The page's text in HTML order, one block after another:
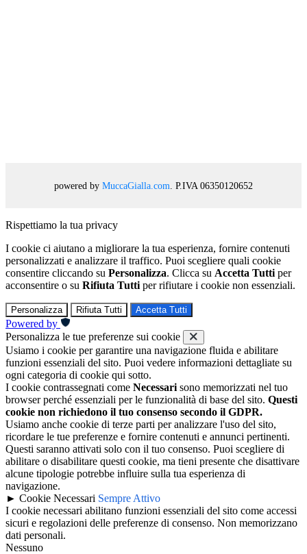
powered by MuccaGialla.com . P.IVA 06350120652
Rispettiamo la tua privacy
I cookie ci aiutano a migliorare la tua esperienza, fornire contenuti
personalizzati e analizzare il traffico. Puoi scegliere quali cookie
consentire cliccando su Personalizza. Clicca su Accetta Tutti per
acconsentire o su Rifiuta Tutti per rifiutare i cookie non essenziali.
Personalizza Rifiuta Tutti Accetta Tutti
Powered by
Personalizza le tue preferenze sui cookie
Usiamo i cookie per garantire una navigazione fluida e abilitare
funzioni essenziali del sito. Puoi vedere informazioni dettagliate su
ogni categoria di cookie qui sotto.
I cookie contrassegnati come Necessari sono memorizzati nel tuo
browser perché essenziali per le funzionalità di base del sito. Questi
cookie non richiedono il tuo consenso secondo il GDPR.
Usiamo anche cookie di terze parti per analizzare l'uso del sito,
ricordare le tue preferenze e fornire contenuti e annunci pertinenti.
Questi saranno attivati solo con il tuo consenso. Puoi scegliere di
abilitare o disabilitare questi cookie, ma tieni presente che disattivare
alcune tipologie potrebbe influire sulla tua esperienza di
navigazione.
► Cookie Necessari Sempre Attivo
I cookie necessari abilitano funzioni essenziali del sito come accessi
sicuri e regolazioni delle preferenze di consenso. Non memorizzano
dati personali.
Nessuno